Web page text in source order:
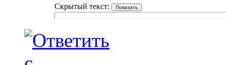
Скрытый текст: